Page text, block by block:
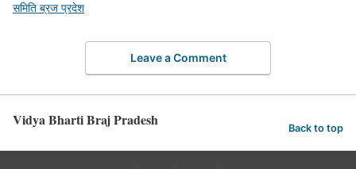
समिति ब्रज प्रदेश
Leave a Comment
Vidya Bharti Braj Pradesh Back to top